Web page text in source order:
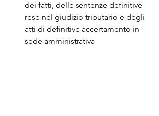
dei fatti, delle sentenze definitive
rese nel giudizio tributario e degli
atti di definitivo accertamento in
sede amministrativa